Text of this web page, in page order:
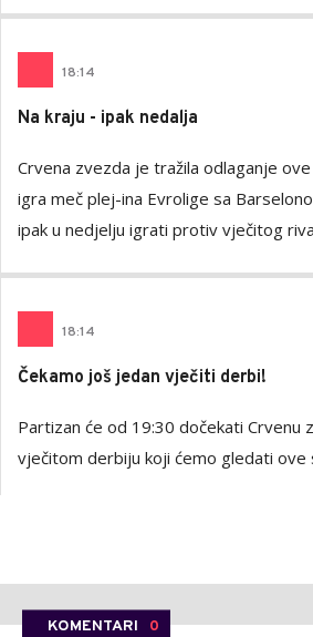
18:14
Na kraju - ipak nedalja
Crvena zvezda je tražila odlaganje
igra meč plej-ina Evrolige sa
ipak u nedjelju igrati protiv vječitog
18:14
Čekamo još jedan vječiti derbi!
Partizan će od 19:30 dočekati Crvenu
vječitom derbiju koji ćemo gledati ove
KOMENTARI 0